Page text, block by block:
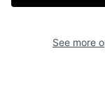
See more